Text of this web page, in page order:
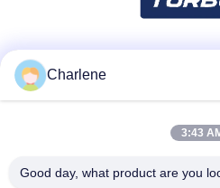
Charlene
3:43
Good day, what product are you